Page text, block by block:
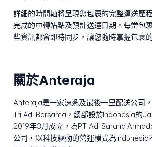
詳細的時間軸將呈現您包裹的完整運送歷
完成的中轉站點及預計送達日期。每當包
些資訊都會即時同步，讓您隨時掌握包裹
關於Anteraja
Anteraja是一家速遞及最後一里配送公司
Tri Adi Bersama，總部設於Indonesia的
2019年3月成立，為PT Adi Sarana
公司，以科技驅動的營運模式為Indonesia